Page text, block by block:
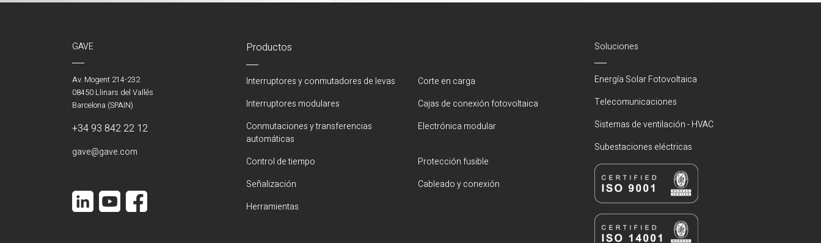
GAVE
Av. Mogent 214-232
08450 Llinars del Vallés
Barcelona (SPAIN)
+34 93 842 22 12
gave@gave.com
Productos
Interruptores y conmutadores de levas
Corte en carga
Interruptores modulares
Cajas de conexión fotovoltaica
Conmutaciones y transferencias
automáticas
Electrónica modular
Control de tiempo
Protección fusible
Señalización
Cableado y conexión
Herramientas
Soluciones
Energía Solar Fotovoltaica
Telecomunicaciones
Sistemas de ventilación - HVAC
Subestaciones eléctricas